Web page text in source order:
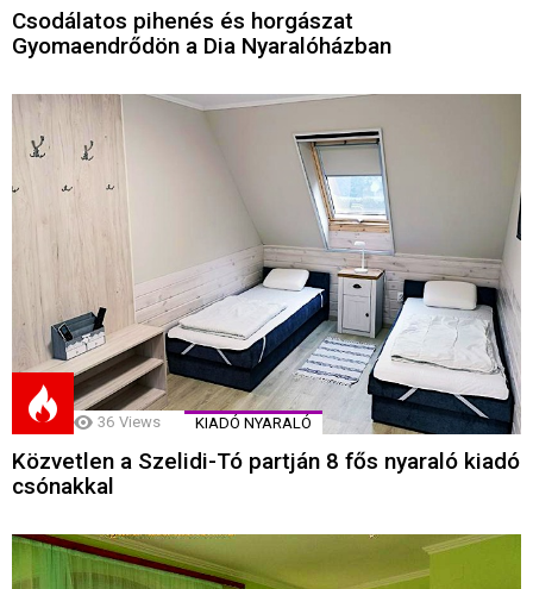
Csodálatos pihenés és horgászat
Gyomaendrődön a Dia Nyaralóházban
36 Views KIADÓ NYARALÓ
Közvetlen a Szelidi-Tó partján 8 fős nyaraló kiadó
csónakkal